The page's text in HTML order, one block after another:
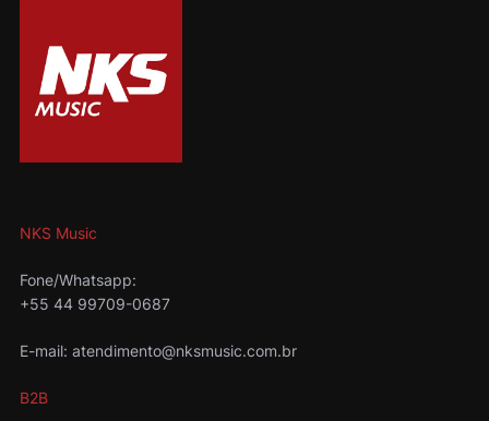
NKS Music
Fone/Whatsapp:
+55 44 99709-0687
E-mail: atendimento@nksmusic.com.br
B2B